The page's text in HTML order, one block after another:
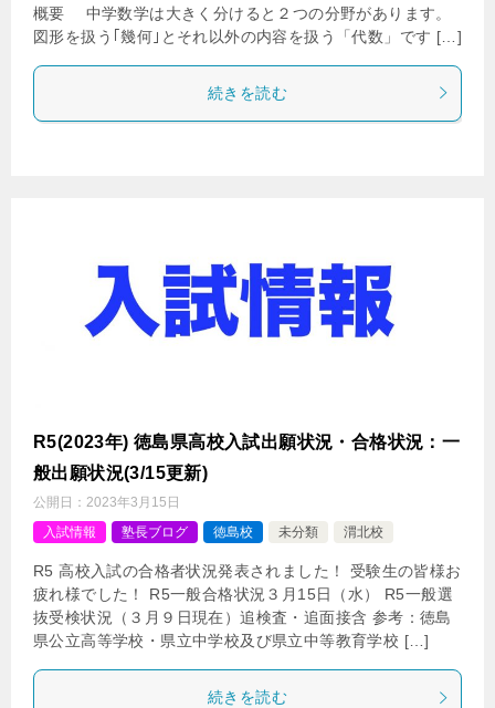
概要 中学数学は大きく分けると２つの分野があります。
図形を扱う｢幾何｣とそれ以外の内容を扱う「代数」です […]
続きを読む
R5(2023年) 徳島県高校入試出願状況・合格状況：一
般出願状況(3/15更新)
公開日： 2023年3月15日
入試情報
塾長ブログ 徳島校 未分類 渭北校
R5 高校入試の合格者状況発表されました！ 受験生の皆様お
疲れ様でした！ R5一般合格状況３月15日（水） R5一般選
抜受検状況（３月９日現在）追検査・追面接含 参考：徳島
県公立高等学校・県立中学校及び県立中等教育学校 […]
続きを読む